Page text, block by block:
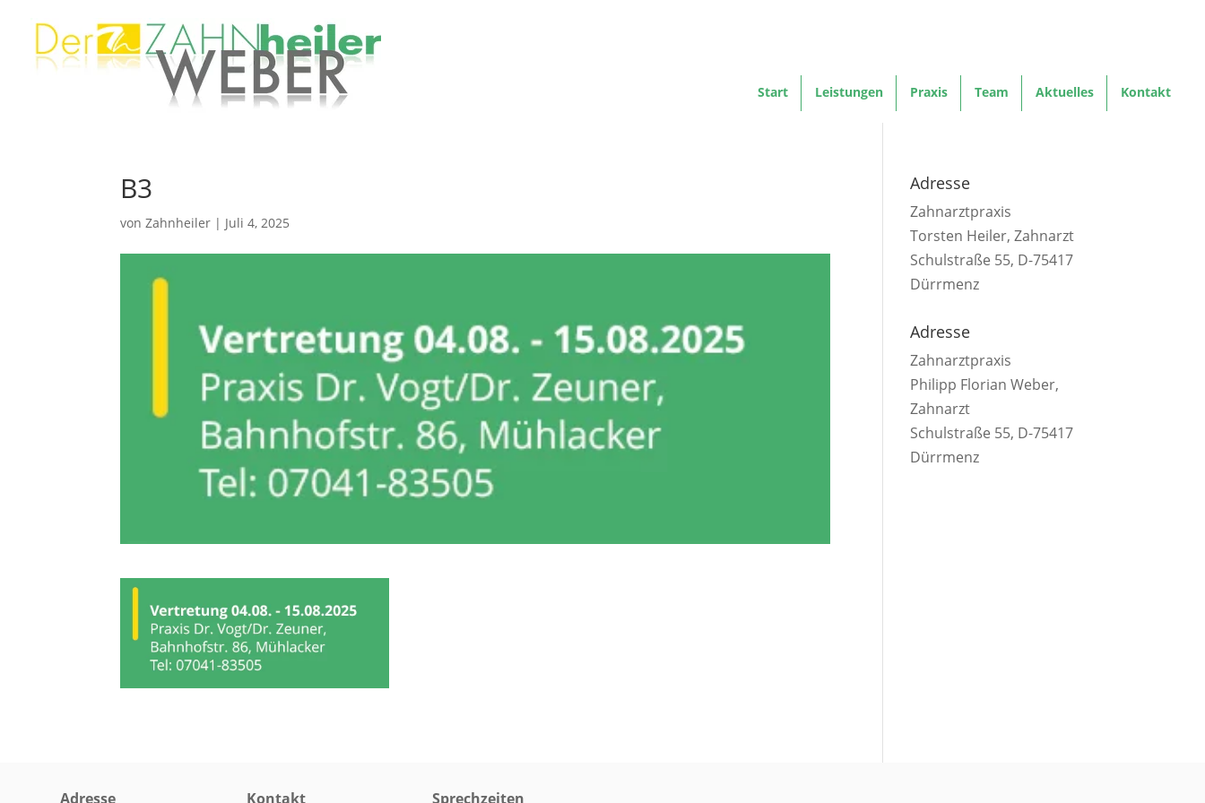
Start Leistungen Praxis Team Aktuelles Kontakt
B3
vonZahnheiler | Juli 4, 2025
Adresse
Zahnarztpraxis
Torsten Heiler, Zahnarzt
Schulstraße 55, D-75417
Dürrmenz
Adresse
Zahnarztpraxis
Philipp Florian Weber,
Zahnarzt
Schulstraße 55, D-75417
Dürrmenz
Adresse Kontakt Sprechzeiten